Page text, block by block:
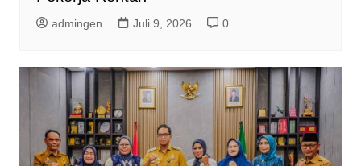
admingen Juli 9, 2026 0